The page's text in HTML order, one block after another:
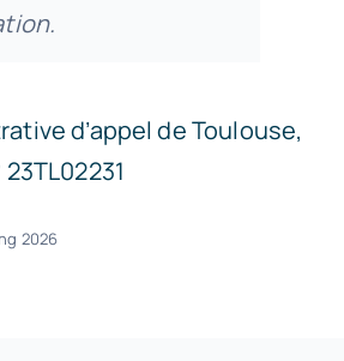
d’appel de Toulouse,
2026